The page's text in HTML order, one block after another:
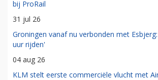
bij ProRail
31 jul 26
Groningen vanaf nu verbonden met
uur rijden'
04 aug 26
KLM stelt eerste commerciële vlucht met